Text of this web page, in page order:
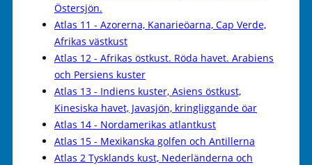
Östersjön.
Atlas 11 - Azorerna, Kanarieöarna, Cap Verde,
Afrikas västkust
Atlas 12 - Afrikas östkust. Röda havet. Arabiens
och Persiens kuster
Atlas 13 - Indiens kuster, Asiens östkust,
Kinesiska havet, Javasjön, kringliggande öar
Atlas 14 - Nordamerikas atlantkust
Atlas 15 - Mexikanska golfen och Antillerna
Atlas 2 Tysklands kust, Nederländerna och